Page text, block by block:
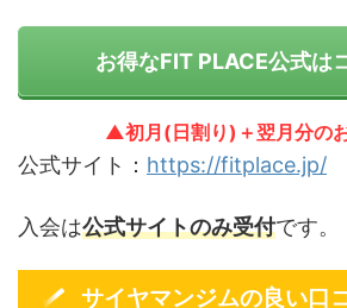
お得なFIT PLACE公式は
▲初月(日割り)＋翌月分の
公式サイト： https://fitplace.jp/
入会は公式サイトのみ受付です。
サイヤマンジムの良い口